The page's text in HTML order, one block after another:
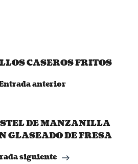
CASEROS FRITOS
anterior
DE MANZANILLA
GLASEADO DE FRESA
siguiente